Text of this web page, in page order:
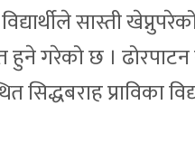
सास्ती
गरेको छ । ढोरपाटन
सिद्धबराह प्राविका